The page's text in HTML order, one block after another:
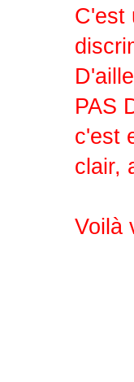
C'est
PAS
c'est
clair,
Voilà